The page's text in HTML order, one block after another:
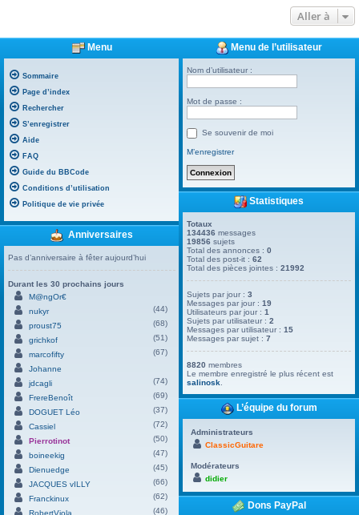
Aller à
Menu
Sommaire
Page d’index
Rechercher
S’enregistrer
Aide
FAQ
Guide du BBCode
Conditions d’utilisation
Politique de vie privée
Anniversaires
Pas d’anniversaire à fêter aujourd’hui
Durant les 30 prochains jours
M@ngOr€
nukyr
(44)
proust75
(68)
grichkof
(51)
marcofifty
(67)
Johanne
jdcagli
(74)
FrereBenoît
(69)
DOGUET Léo
(37)
Cassiel
(72)
Pierrotinot
(50)
boineekig
(47)
Dienuedge
(45)
JACQUES vILLY
(66)
Franckinux
(62)
RobertViola
(46)
Menu de l’utilisateur
Nom d’utilisateur :
Mot de passe :
Se souvenir de moi
M’enregistrer
Statistiques
Totaux
134436 messages
19856 sujets
Total des annonces :0
Total des post-it :62
Total des pièces jointes :21992
Sujets par jour :3
Messages par jour :19
Utilisateurs par jour :1
Sujets par utilisateur :2
Messages par utilisateur :15
Messages par sujet :7
8820 membres
Le membre enregistré le plus récent est
salinosk
L’équipe du forum
Administrateurs
ClassicGuitare
Modérateurs
didier
Dons PayPal